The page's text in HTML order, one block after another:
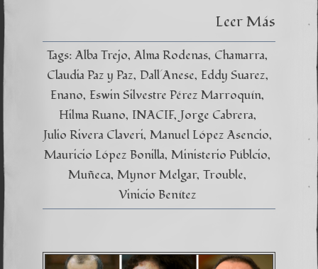
Leer Más
Tags: Alba Trejo Alma Rodenas Chamarra
Claudia Paz y Paz Dall´Anese Eddy Suarez
Enano Eswin Silvestre Pérez Marroquín
Hilma Ruano INACIF Jorge Cabrera
Julio Rivera Claveri Manuel López Asencio
Mauricio López Bonilla Ministerio Públcio
Muñeca Mynor Melgar Trouble
Vinicio Benítez